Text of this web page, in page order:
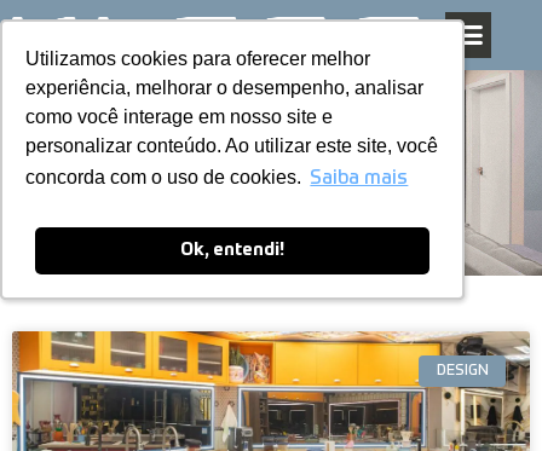
Utilizamos cookies para oferecer melhor
experiência, melhorar o desempenho, analisar
como você interage em nosso site e
personalizar conteúdo. Ao utilizar este site, você
concorda com o uso de cookies. Saiba mais
Ok, entendi!
Utilizamos cookies para oferecer melhor
experiência, melhorar o desempenho, analisar
como você interage em nosso site e
personalizar conteúdo. Ao utilizar este site, você
concorda com o uso de cookies. Saiba mais
Ok, entendi!
Pular
para
o
conteúdo
Blog
DESIGN